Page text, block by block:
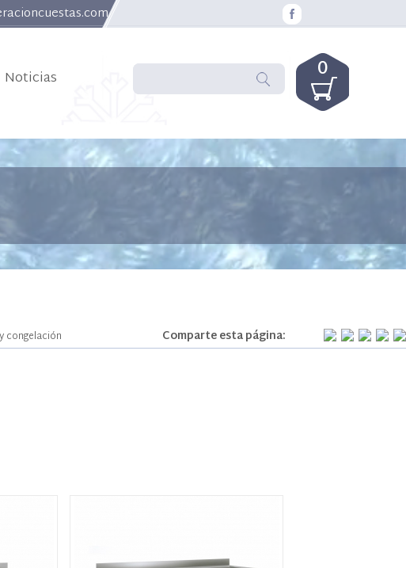
Noticias 0
congelación Comparte esta página: